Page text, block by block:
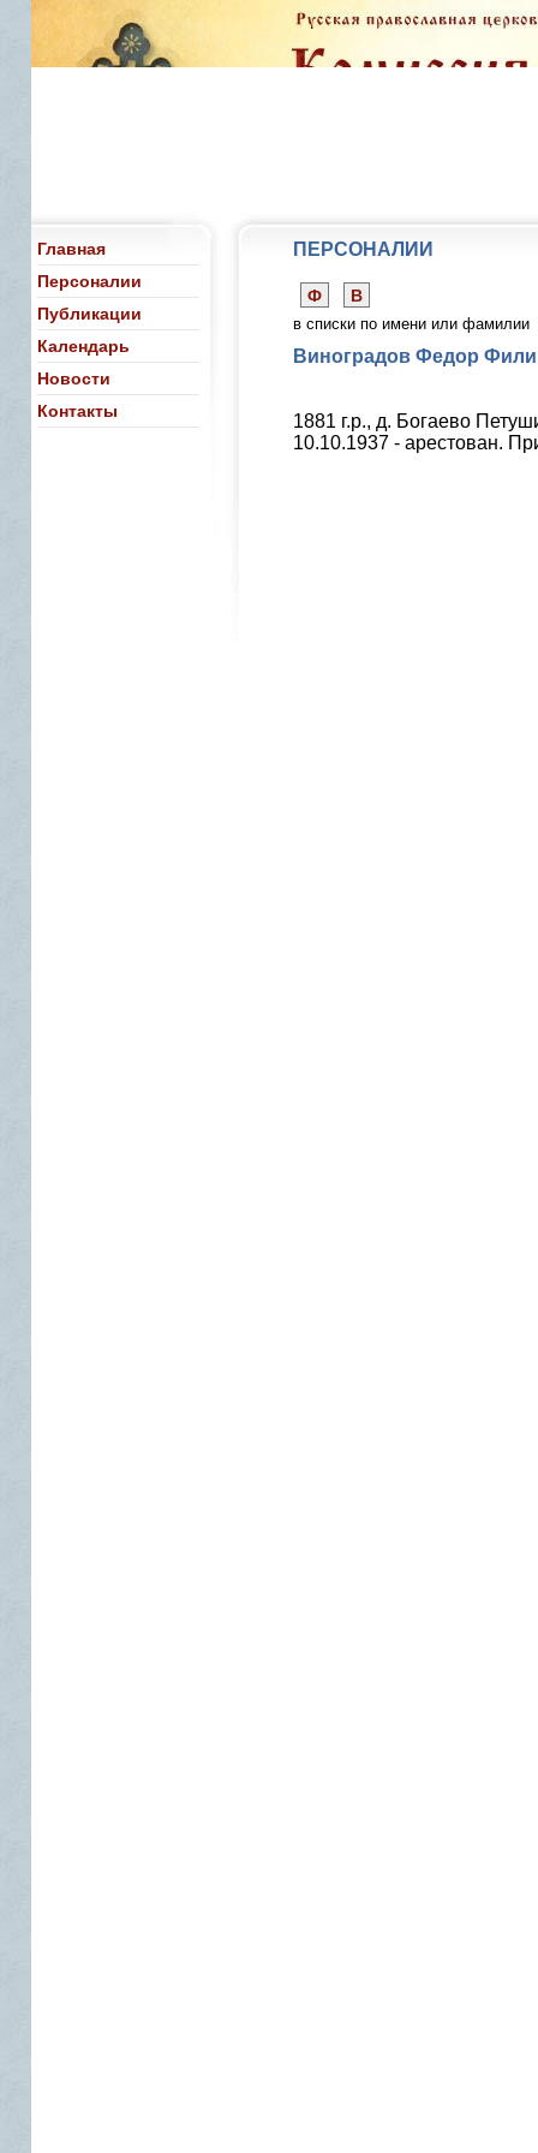
Главная
Персоналии
Публикации
Календарь
Новости
Контакты
ПЕРСОНАЛИИ
Ф В
в списки по имени или фамилии
Виноградов Федор
1881 г.р., д. Богаево
10.10.1937 - арестован.